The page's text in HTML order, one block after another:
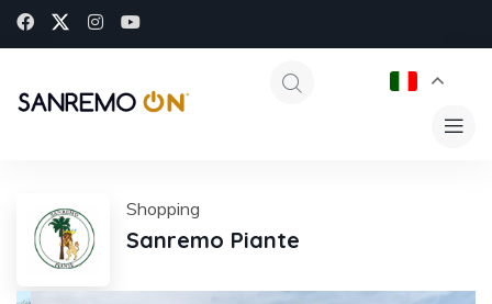
Shopping
Sanremo Piante